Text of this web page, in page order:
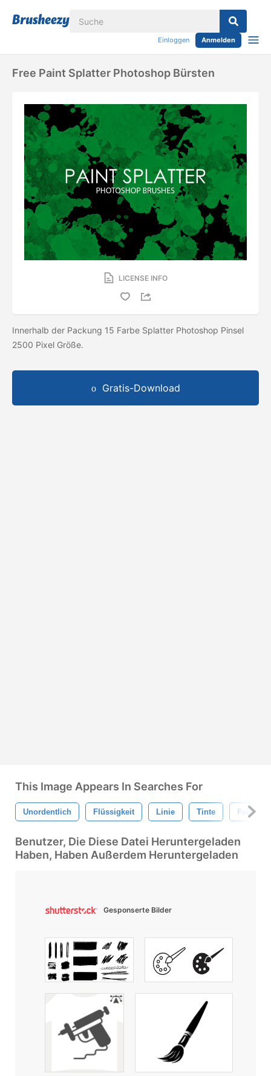
Einloggen Anmelden
Free Paint Splatter Photoshop Bürsten
LICENSE INFO
Innerhalb der Packung 15 Farbe Splatter Photoshop Pinsel
2500 Pixel Größe.
Gratis-Download
This Image Appears In Searches For
Unordentlich Flüssigkeit Linie Tinte Farbe
Benutzer, Die Diese Datei Heruntergeladen
Haben, Haben Außerdem Heruntergeladen
Gesponserte Bilder